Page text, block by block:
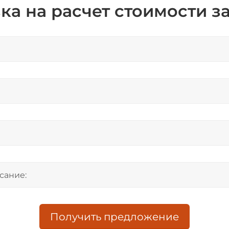
на расчет стоимости
Получить предложение